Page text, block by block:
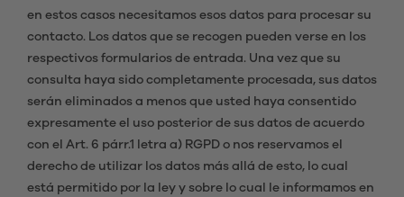
en estos casos necesitamos esos datos para procesar su
contacto. Los datos que se recogen pueden verse en los
respectivos formularios de entrada. Una vez que su
consulta haya sido completamente procesada, sus datos
serán eliminados a menos que usted haya consentido
expresamente el uso posterior de sus datos de acuerdo
con el Art. 6 párr.1 letra a) RGPD o nos reservamos el
derecho de utilizar los datos más allá de esto, lo cual
está permitido por la ley y sobre lo cual le informamos en